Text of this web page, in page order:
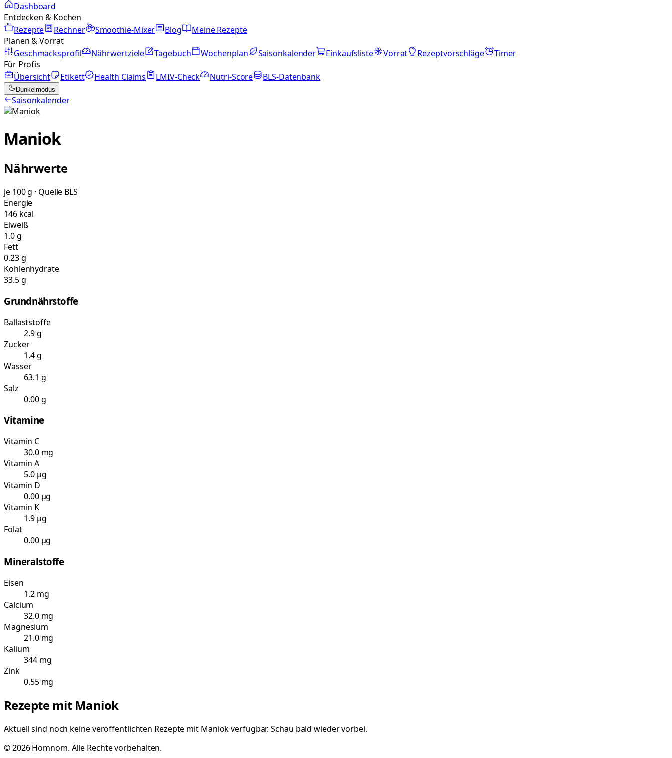
Dashboard
Entdecken & Kochen
Rezepte
Rechner Smoothie-Mixer Blog
Meine Rezepte
Planen & Vorrat
Geschmacksprofil
Nährwertziele Tagebuch Wochenplan Saisonkalender Einkaufsliste Vorrat Rezeptvorschläge
Timer
Für Profis
Übersicht
Etikett Health Claims LMIV-Check Nutri-Score BLS-Datenbank
Dunkelmodus
Saisonkalender
Maniok
Nährwerte
je 100 g · Quelle BLS
Energie
146 kcal
Eiweiß
1.0 g
Fett
0.23 g
Kohlenhydrate
33.5 g
Grundnährstoffe
Ballaststoffe
2.9 g
Zucker
1.4 g
Wasser
63.1 g
Salz
0.00 g
Vitamine
Vitamin C
30.0 mg
Vitamin A
5.0 µg
Vitamin D
0.00 µg
Vitamin K
1.9 µg
Folat
0.00 µg
Mineralstoffe
Eisen
1.2 mg
Calcium
32.0 mg
Magnesium
21.0 mg
Kalium
344 mg
Zink
0.55 mg
Rezepte mit Maniok
Aktuell sind noch keine veröffentlichten Rezepte mit Maniokverfügbar. Schau bald wieder vorbei.
©2026Homnom. Alle Rechte vorbehalten.